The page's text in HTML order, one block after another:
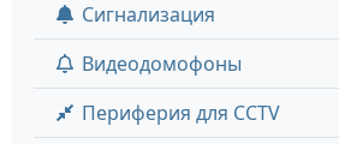
Сигнализация
Видеодомофоны
Периферия для CCTV